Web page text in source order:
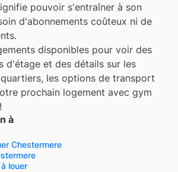
pouvoir s'entraîner à son
d'abonnements coûteux ni de
disponibles pour voir des
d'étage et des détails sur les
les options de transport
prochain logement avec gym
à
Chestermere
louer